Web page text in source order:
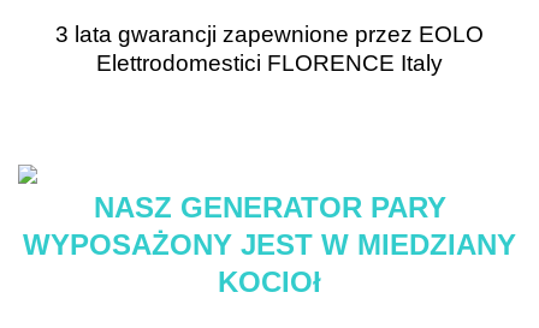
3 lata gwarancji zapewnione przez EOLO
Elettrodomestici FLORENCE Italy
NASZ GENERATOR PARY
WYPOSAŻONY JEST W MIEDZIANY
KOCIOł